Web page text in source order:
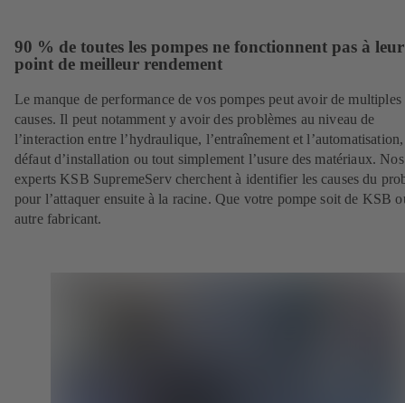
90 % de toutes les pompes ne fonctionnent pas à leur
point de meilleur rendement
Le manque de performance de vos pompes peut avoir de multiples
causes. Il peut notamment y avoir des problèmes au niveau de
l’interaction entre l’hydraulique, l’entraînement et
défaut d’installation ou tout simplement l’usure des matériaux. Nos
experts KSB SupremeServ cherchent à identifier les causes du
pour l’attaquer ensuite à la racine. Que votre pompe soit de KSB
autre fabricant.